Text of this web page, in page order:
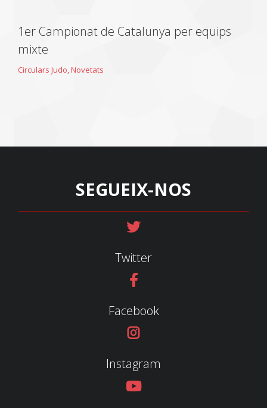
1er Campionat de Catalunya per equips
mixte
Circulars Judo,Novetats
SEGUEIX-NOS
Twitter
Facebook
Instagram